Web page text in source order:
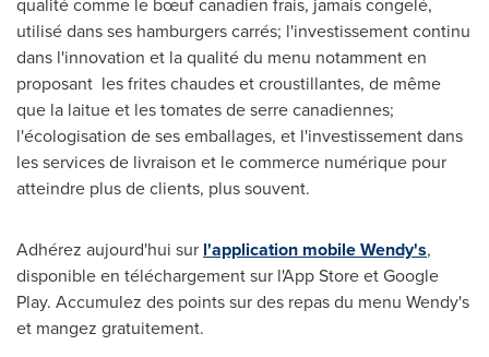
utilisé dans ses hamburgers carrés; l'investissement continu
dans l'innovation et la qualité du menu notamment en
proposant les frites chaudes et croustillantes, de même
que la laitue et les tomates de serre canadiennes;
l'écologisation de ses emballages, et l'investissement dans
les services de livraison et le commerce numérique pour
atteindre plus de clients, plus souvent.
Adhérez aujourd'hui sur l'application mobile Wendy's,
disponible en téléchargement sur l'App Store et Google
Play. Accumulez des points sur des repas du menu Wendy's
et mangez gratuitement.